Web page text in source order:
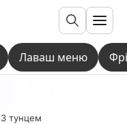
Лаваш меню
З тунцeм